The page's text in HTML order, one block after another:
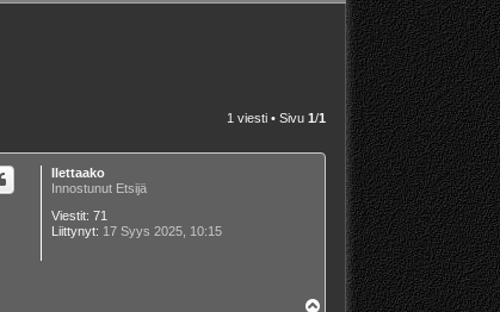
1 viesti • Sivu 1 /1
Ilettaako
Innostunut Etsijä
Viestit: 71
Liittynyt: 17 Syys 2025, 10:15